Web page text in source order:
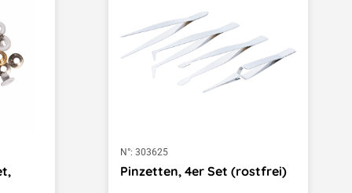
N°: 303625
Pinzetten, 4er Set (rostfrei)